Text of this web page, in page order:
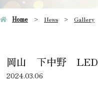
Home News Gallery
岡山 下中野 LED
2024.03.06